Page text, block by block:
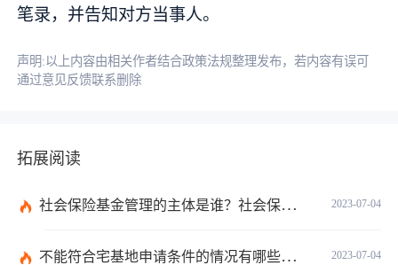
笔录，并告知对方当事人。
声明:以上内容由相关作者结合政策法规整理发布，若内容有误可
通过意见反馈联系删除
拓展阅读
2023-07-04
社会保险基金管理的主体是谁？社会保险基金投资运营的管理有几方面？
2023-07-04
不能符合宅基地申请条件的情况有哪些？申请宅基地需要哪些材料？